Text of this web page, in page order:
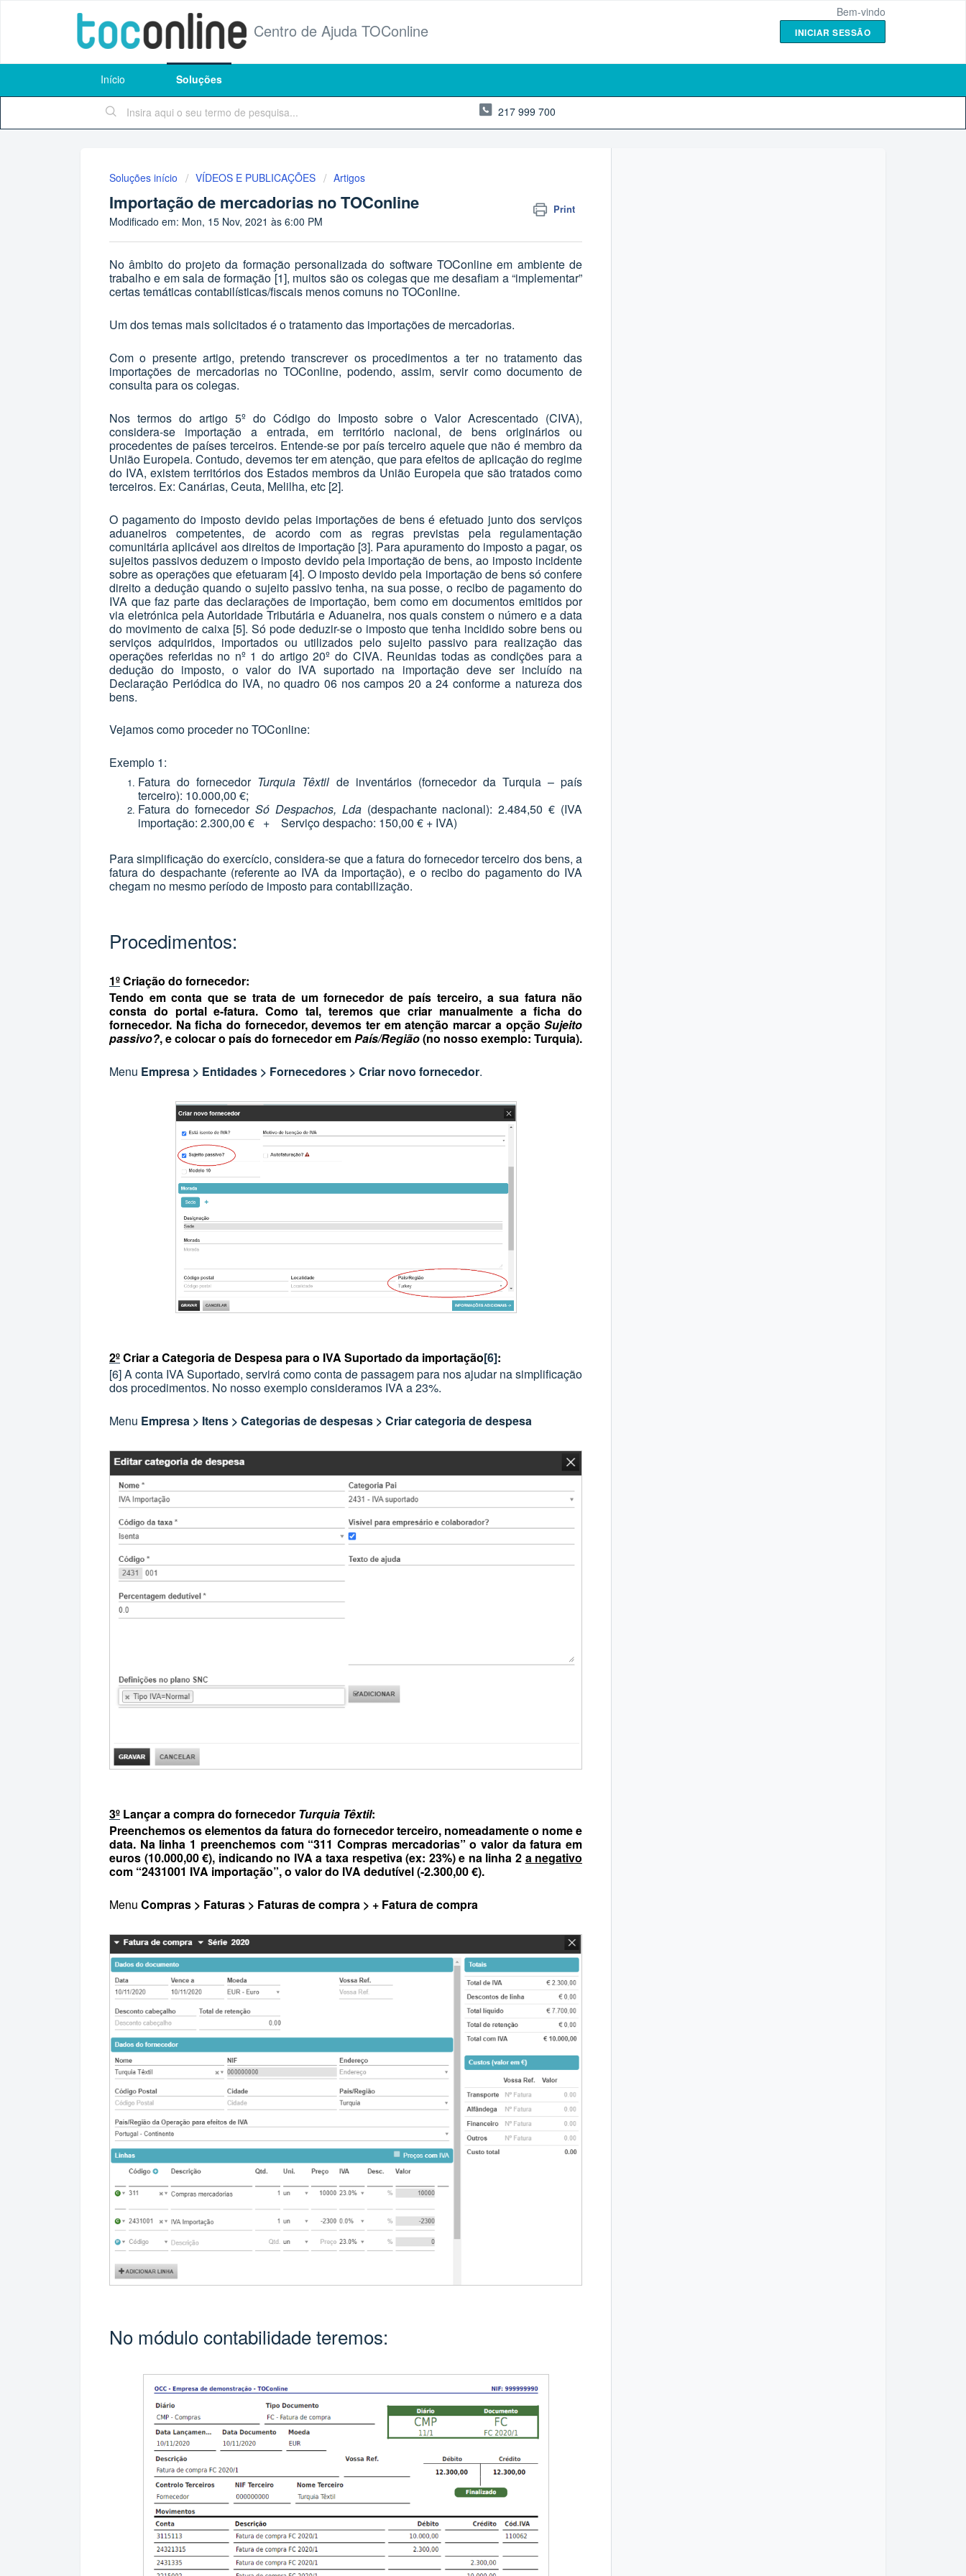
Centro de Ajuda TOConline
Bem-vindo
INICIAR SESSÃO
Início Soluções
217 999 700
Soluções início VÍDEOS E PUBLICAÇÕES Artigos
Importação de mercadorias no TOConline Print
Modificado em: Mon, 15 Nov, 2021 às 6:00 PM
No âmbito do projeto da formação personalizada do software TOConline em ambiente de
trabalho e em sala de formação [1], muitos são os colegas que me desafiam a “implementar”
certas temáticas contabilísticas/fiscais menos comuns no TOConline.
Um dos temas mais solicitados é o tratamento das importações de mercadorias.
Com o presente artigo, pretendo transcrever os procedimentos a ter no tratamento das
importações de mercadorias no TOConline, podendo, assim, servir como documento de
consulta para os colegas.
Nos termos do artigo 5º do Código do Imposto sobre o Valor Acrescentado (CIVA),
considera-se importação a entrada, em território nacional, de bens originários ou
procedentes de países terceiros. Entende-se por país terceiro aquele que não é membro da
União Europeia. Contudo, devemos ter em atenção, que para efeitos de aplicação do regime
do IVA, existem territórios dos Estados membros da União Europeia que são tratados como
terceiros. Ex: Canárias, Ceuta, Melilha, etc [2].
O pagamento do imposto devido pelas importações de bens é efetuado junto dos serviços
aduaneiros competentes, de acordo com as regras previstas pela regulamentação
comunitária aplicável aos direitos de importação [3]. Para apuramento do imposto a pagar, os
sujeitos passivos deduzem o imposto devido pela importação de bens, ao imposto incidente
sobre as operações que efetuaram [4]. O imposto devido pela importação de bens só confere
direito a dedução quando o sujeito passivo tenha, na sua posse, o recibo de pagamento do
IVA que faz parte das declarações de importação, bem como em documentos emitidos por
via eletrónica pela Autoridade Tributária e Aduaneira, nos quais constem o número e a data
do movimento de caixa [5]. Só pode deduzir-se o imposto que tenha incidido sobre bens ou
serviços adquiridos, importados ou utilizados pelo sujeito passivo para realização das
operações referidas no nº 1 do artigo 20º do CIVA. Reunidas todas as condições para a
dedução do imposto, o valor do IVA suportado na importação deve ser incluído na
Declaração Periódica do IVA, no quadro 06 nos campos 20 a 24 conforme a natureza dos
bens.
Vejamos como proceder no TOConline:
Exemplo 1:
Fatura do fornecedor Turquia Têxtil de inventários (fornecedor da Turquia – país
terceiro): 10.000,00 €;
Fatura do fornecedor Só Despachos, Lda(despachante nacional): 2.484,50 € (IVA
importação: 2.300,00 € + Serviço despacho: 150,00 € + IVA)
Para simplificação do exercício, considera-se que a fatura do fornecedor terceiro dos bens, a
fatura do despachante (referente ao IVA da importação), e o recibo do pagamento do IVA
chegam no mesmo período de imposto para contabilização.
Procedimentos:
1ºCriação do fornecedor:
Tendo em conta que se trata de um fornecedor de país terceiro, a sua fatura não
consta do portal e-fatura. Como tal, teremos que criar manualmente a ficha do
fornecedor. Na ficha do fornecedor, devemos ter em atenção marcar a opçãoSujeito
passivo?, e colocar o país do fornecedor emPaís/Região(no nosso exemplo: Turquia).
Menu Empresa > Entidades > Fornecedores > Criar novo fornecedor.
2ºCriar a Categoria de Despesa para o IVA Suportado da importação[6]:
[6]A conta IVA Suportado, servirá como conta de passagem para nos ajudar na simplificação
dos procedimentos. No nosso exemplo consideramos IVA a 23%.
Menu Empresa > Itens > Categorias de despesas > Criar categoria de despesa
3º Lançar a compra do fornecedor Turquia Têxtil:
Preenchemos os elementos da fatura do fornecedor terceiro, nomeadamente o nome e
data. Na linha 1 preenchemos com “311 Compras mercadorias” o valor da fatura em
euros (10.000,00 €), indicando no IVA a taxa respetiva (ex: 23%) e na linha 2 a negativo
com “2431001 IVA importação”, o valor do IVA dedutível (-2.300,00 €).
Menu Compras > Faturas > Faturas de compra > + Fatura de compra
No módulo contabilidade teremos: